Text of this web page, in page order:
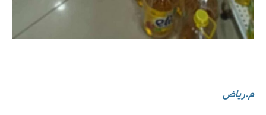
م.رياض